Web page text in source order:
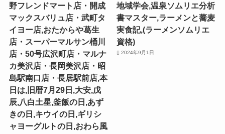
野フレンドマート店・開成
マックスバリュ店・武町タ
イヨー店,おたからや葛生
店・スーパーマルサン桶川
店・50号広沢町店・マルナ
カ美沢店・長岡美沢店・昭
島駅南口店・長居駅前店,本
日は,旧暦7月29日,大安,戊
辰,八白土星,釜飯の日,あず
きの日,キウイの日,ギリシ
ャヨーグルトの日,おわら風
地域学会,温泉ソムリエ分析
書マスター,ラーメンと蕎麦
実食記,(ラーメンソムリエ
資格)
2024年9月1日